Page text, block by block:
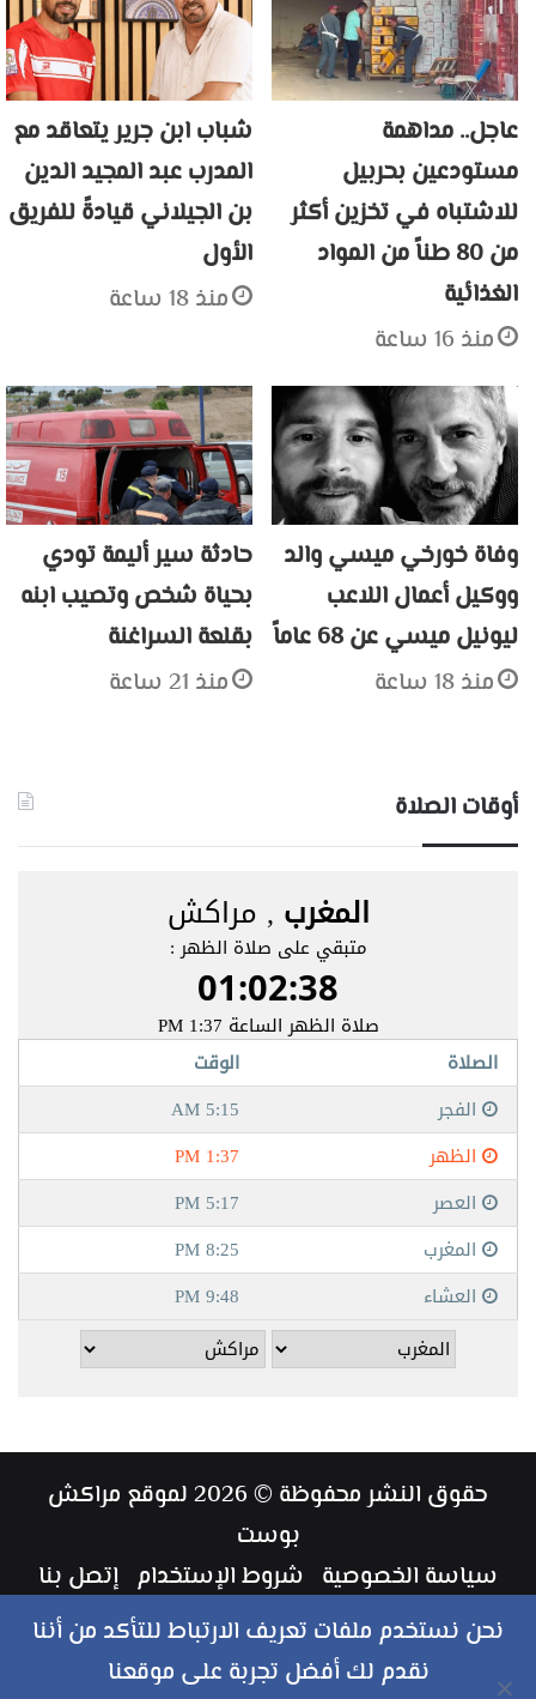
عاجل.. مداهمة
مستودعين بحربيل
للاشتباه في تخزين أكثر
من 80 طناً من المواد
الغذائية
منذ 16 ساعة
شباب ابن جرير يتعاقد مع
المدرب عبد المجيد الدين
بن الجيلاني قيادةً للفريق
الأول
منذ 18 ساعة
وفاة خورخي ميسي والد
ووكيل أعمال اللاعب
ليونيل ميسي عن 68 عاماً
منذ 18 ساعة
حادثة سير أليمة تودي
بحياة شخص وتصيب ابنه
بقلعة السراغنة
منذ 21 ساعة
أوقات الصلاة
حقوق النشر محفوظة © 2026 لموقع مراكش
بوست
سياسة الخصوصية شروط الإستخدام إتصل بنا
طاقم العمل
ملخص فيسبوكتويتر يوتيوبانستقرام‏Google
نحن نستخدم ملفات تعريف الارتباط للتأكد من أننا
نقدم لك أفضل تجربة على موقعنا